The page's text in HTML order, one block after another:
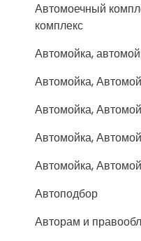
Автомоечный
комплекс
Автомойка,
Автомойка,
Автомойка,
Автомойка,
Автомойка,
Автоподбор
Авторам и